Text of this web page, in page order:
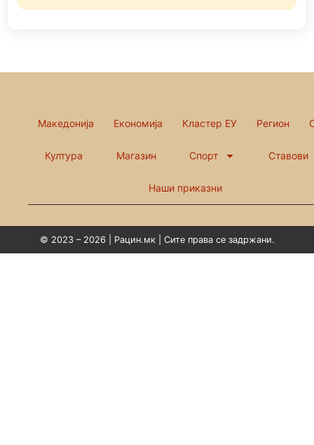
Македонија Економија Кластер ЕУ Регион
Култура Магазин Спорт Ставови
Наши приказни
© 2023 – 2026 | Рацин.мк | Сите права се задржани.